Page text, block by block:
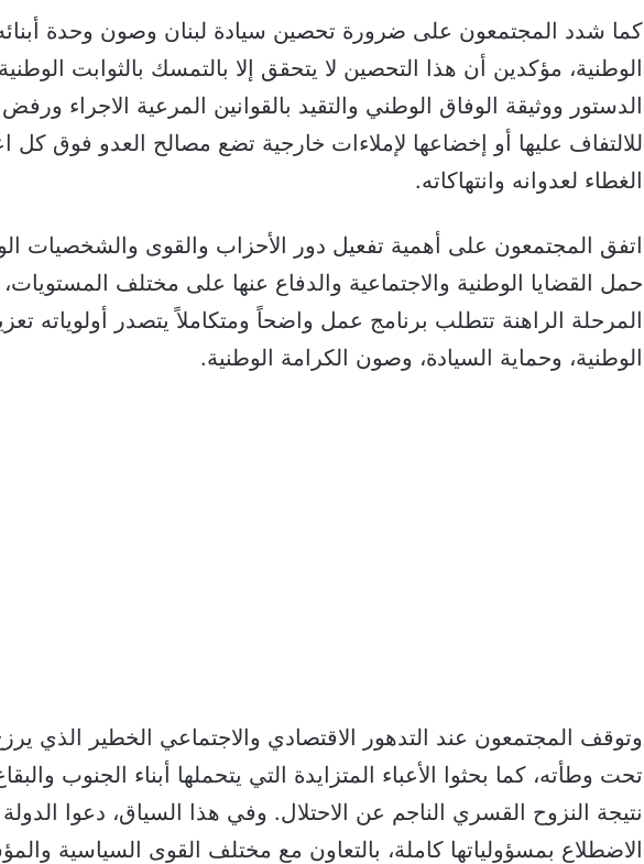
كما شدد المجتمعون على ضرورة تحصين سيادة لبنان وصون وحدة
الوطنية، مؤكدين أن هذا التحصين لا يتحقق إلا بالتمسك بالثوابت
الدستور ووثيقة الوفاق الوطني والتقيد بالقوانين المرعية الاجراء
للالتفاف عليها أو إخضاعها لإملاءات خارجية تضع مصالح العدو فوق كل
الغطاء لعدوانه وانتهاكاته.
اتفق المجتمعون على أهمية تفعيل دور الأحزاب والقوى والشخصيات
حمل القضايا الوطنية والاجتماعية والدفاع عنها على مختلف
المرحلة الراهنة تتطلب برنامج عمل واضحاً ومتكاملاً يتصدر أولوياته
الوطنية، وحماية السيادة، وصون الكرامة الوطنية.
وتوقف المجتمعون عند التدهور الاقتصادي والاجتماعي الخطير الذي يرزح
تحت وطأته، كما بحثوا الأعباء المتزايدة التي يتحملها أبناء الجنوب
نتيجة النزوح القسري الناجم عن الاحتلال. وفي هذا السياق، دعوا الدولة
الاضطلاع بمسؤولياتها كاملة، بالتعاون مع مختلف القوى السياسية